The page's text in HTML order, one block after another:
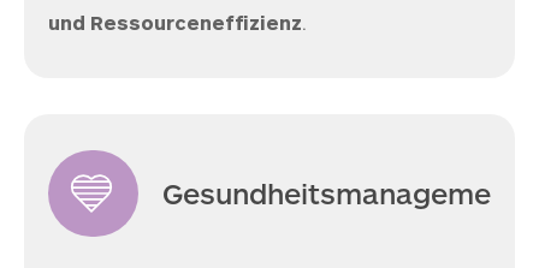
und Ressourceneffizienz.
Gesundheitsmanagement